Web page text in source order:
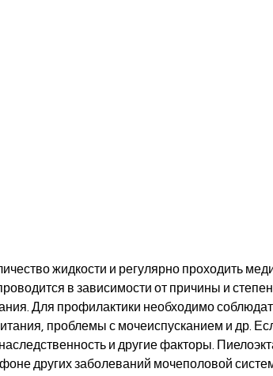
в зависимости от причины и
Для профилактики необходимо
проблемы с мочеиспусканием и др.
и другие факторы.
других заболеваний мочеполовой